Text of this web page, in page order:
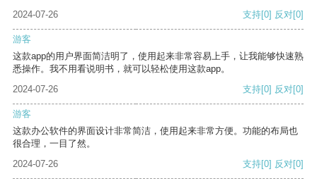
2024-07-26 支持[0] 反对[0]
游客
这款app的用户界面简洁明了，使用起来非常容易上手，让我能够快速熟
悉操作。我不用看说明书，就可以轻松使用这款app。
2024-07-26
支持[0] 反对[0]
游客
这款办公软件的界面设计非常简洁，使用起来非常方便。功能的布局也
很合理，一目了然。
2024-07-26
支持[0] 反对[0]